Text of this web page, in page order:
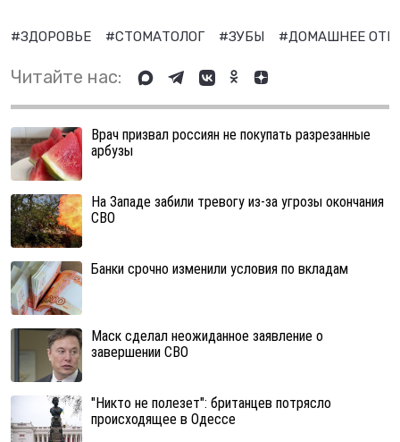
#ЗДОРОВЬЕ #СТОМАТОЛОГ #ЗУБЫ #ДОМАШНЕЕ
Читайте нас:
Врач призвал россиян не покупать разрезанные
арбузы
На Западе забили тревогу из-за угрозы окончания
СВО
Банки срочно изменили условия по вкладам
Маск сделал неожиданное заявление о
завершении СВО
"Никто не полезет": британцев потрясло
происходящее в Одессе